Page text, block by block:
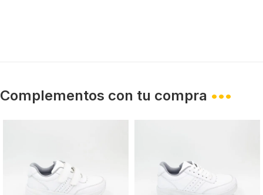
Complementos con tu compra •••